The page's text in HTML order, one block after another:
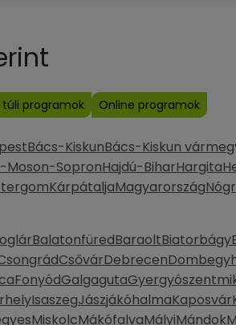
programok Online programok
Bács-KiskunBács-Kiskun
Moson-SopronHajdú-BiharHargita
KárpátaljaMagyarország
BalatonfüredBaraoltBiatorbágy
CsővárDebrecen
FonyódGalgaguta
IsaszegJászjákóhalmaKaposvár
MiskolcMákófalvaMályiMándok